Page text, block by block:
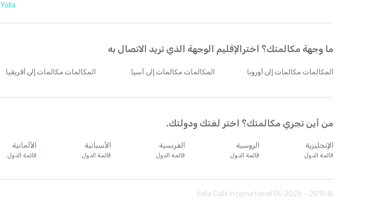
Yolla
ما وجهة مكالمتك؟ اخترالإقليم الوجهة الذي تريد الاتصال به
المكالمات مكالمات إلى أوروبا المكالمات مكالمات إلى آسيا المكالمات مكالمات إلى أفريقيا
من أين تجري مكالمتك؟ اختر لغتك ودولتك.
الإنجليزية
قائمة الدول
الروسية
قائمة الدول
الفرنسية
قائمة الدول
الأسبانية
قائمة الدول
الألمانية
قائمة الدول
© 2015 -
2026